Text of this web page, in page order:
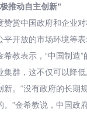
推动自主创新”
赞赏中国政府和企业
开放的市场环境等表
教表示，“中国制造
群，这不仅可以降低
。“没有政府的长期
”金希教说，中国政